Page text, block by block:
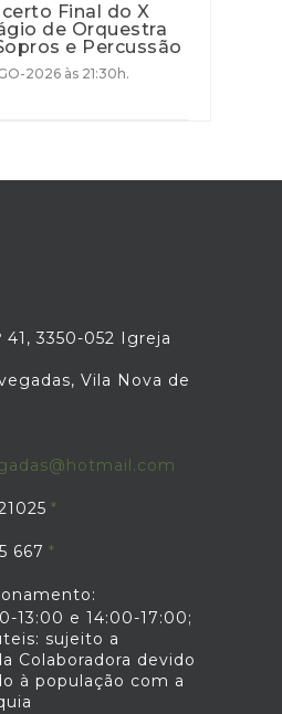
Final do X
de Orquestra
e Percussão
2026 às 21:30h.
41, 3350-052 Igreja
Vila Nova de
667
13:00 e 14:00-17:00;
sujeito a
Colaboradora devido
à população com a